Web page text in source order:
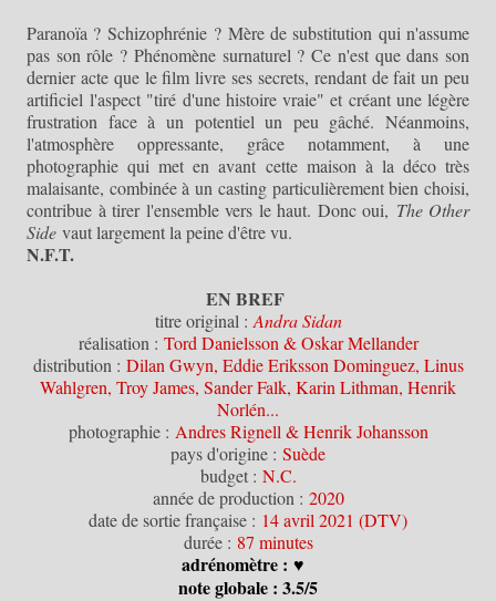
Paranoïa ? Schizophrénie ? Mère de substitution qui n'assume
pas son rôle ? Phénomène surnaturel ? Ce n'est que dans son
dernier acte que le film livre ses secrets, rendant de fait un peu
artificiel l'aspect "tiré d'une histoire vraie" et créant une légère
frustration face à un potentiel un peu gâché. Néanmoins,
l'atmosphère oppressante, grâce notamment, à une
photographie qui met en avant cette maison à la déco très
malaisante, combinée à un casting particulièrement bien choisi,
contribue à tirer l'ensemble vers le haut. Donc oui, The Other
Side vaut largement la peine d'être vu.
N.F.T.
EN BREF
titre original : Andra Sidan
réalisation : Tord Danielsson & Oskar Mellander
distribution : Dilan Gwyn, Eddie Eriksson Dominguez, Linus
Wahlgren, Troy James, Sander Falk, Karin Lithman, Henrik
Norlén...
photographie : Andres Rignell & Henrik Johansson
pays d'origine : Suède
budget : N.C.
année de production : 2020
date de sortie française : 14 avril 2021 (DTV)
durée : 87 minutes
adrénomètre : ♥
note globale : 3.5/5